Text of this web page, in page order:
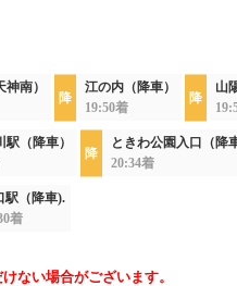
南）
江の内（降車）
19:50着
山
（降車）
ときわ公園入口（降車
20:34着
駅（降車).
着
ない場合がございます。